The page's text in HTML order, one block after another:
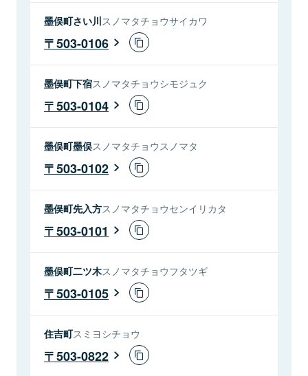
墨俣町さい川スノマタチョウサイカワ
503-0106
墨俣町下宿スノマタチョウシモジュク
503-0104
墨俣町墨俣スノマタチョウスノマタ
503-0102
墨俣町先入方スノマタチョウセンイリカタ
503-0101
墨俣町二ツ木スノマタチョウフタツギ
503-0105
住吉町スミヨシチョウ
503-0822